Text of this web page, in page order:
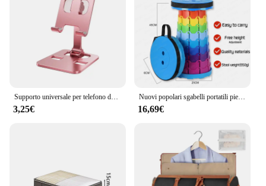
Supporto universale per telefono da tavolo pieghevole in lega di alluminio per supporto per telefono cellulare per supporto in metallo da tavolo per Tablet
3,25€
Nuovi popolari sgabelli portatili pieghevoli, sedie da spiaggia, outdoor, campeggio, metropolitana, code, pesca, viaggi, pieghevoli, sedili da picnic
16,69€